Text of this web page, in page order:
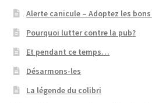
Alerte canicule – Adoptez les
Pourquoi lutter contre la pub?
Et pendant ce temps…
Désarmons-les
La légende du colibri